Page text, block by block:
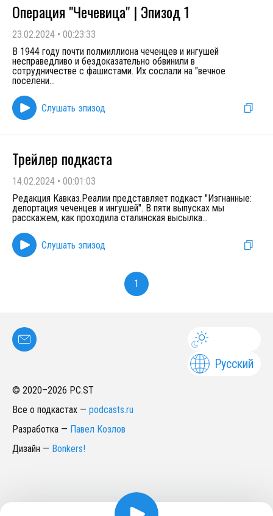
Операция "Чечевица" | Эпизод 1
23.02.2024 • 00:23:33
В 1944 году почти полмиллиона чеченцев и ингушей
несправедливо и бездоказательно обвинили в
сотрудничестве с фашистами. Их сослали на "вечное
поселени...
Слушать эпизод
Трейлер подкаста
14.02.2024 • 00:01:03
Редакция Кавказ.Реалии представляет подкаст "Изгнанные:
депортация чеченцев и ингушей". В пяти выпусках мы
расскажем, как проходила сталинская высылка...
Слушать эпизод
1
Русский
© 2020–2026 PC.ST
Все о подкастах — podcasts.ru
Разработка — Павел Козлов
Дизайн — Bonkers!